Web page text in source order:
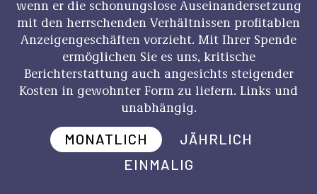
wenn er die schonungslose Auseinandersetzung
mit den herrschenden Verhältnissen profitablen
Anzeigengeschäften vorzieht. Mit Ihrer Spende
ermöglichen Sie es uns, kritische
Berichterstattung auch angesichts steigender
Kosten in gewohnter Form zu liefern. Links und
unabhängig.
MONATLICH
JÄHRLICH
EINMALIG